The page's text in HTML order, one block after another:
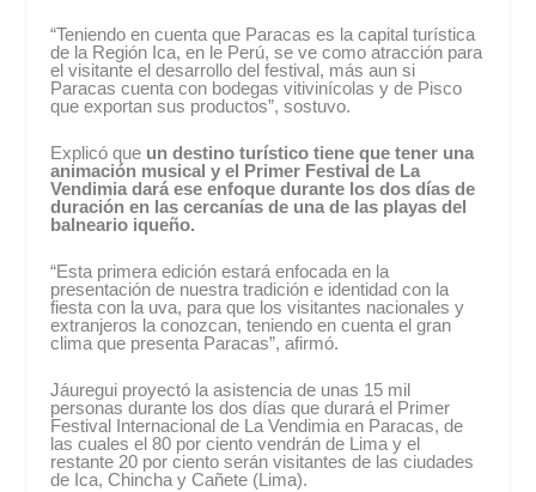
“Teniendo en cuenta que Paracas es la capital turística
de la Región Ica, en le Perú, se ve como atracción para
el visitante el desarrollo del festival, más aun si
Paracas cuenta con bodegas vitivinícolas y de Pisco
que exportan sus productos”, sostuvo.
Explicó que un destino turístico tiene que tener una
animación musical y el Primer Festival de La
Vendimia dará ese enfoque durante los dos días de
duración en las cercanías de una de las playas del
balneario iqueño.
“Esta primera edición estará enfocada en la
presentación de nuestra tradición e identidad con la
fiesta con la uva, para que los visitantes nacionales y
extranjeros la conozcan, teniendo en cuenta el gran
clima que presenta Paracas”, afirmó.
Jáuregui proyectó la asistencia de unas 15 mil
personas durante los dos días que durará el Primer
Festival Internacional de La Vendimia en Paracas, de
las cuales el 80 por ciento vendrán de Lima y el
restante 20 por ciento serán visitantes de las ciudades
de Ica, Chincha y Cañete (Lima).